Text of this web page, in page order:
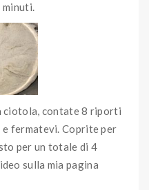
minuti.
ciotola, contate 8 riporti
fermatevi. Coprite per
per un totale di 4
sulla mia pagina